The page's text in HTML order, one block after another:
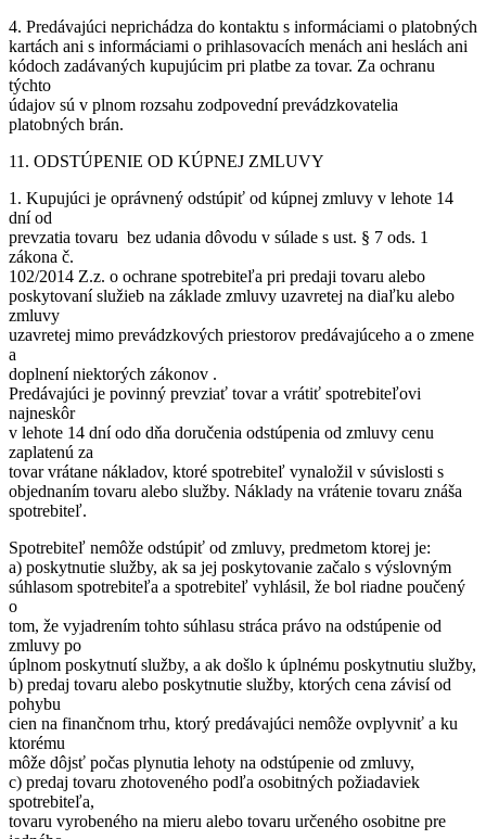
4. Predávajúci neprichádza do kontaktu s informáciami o platobných
kartách ani s informáciami o prihlasovacích menách ani heslách ani
kódoch zadávaných kupujúcim pri platbe za tovar. Za ochranu
týchto
údajov sú v plnom rozsahu zodpovední prevádzkovatelia
platobných brán.
11. ODSTÚPENIE OD KÚPNEJ ZMLUVY
1. Kupujúci je oprávnený odstúpiť od kúpnej zmluvy v lehote 14
dní od
prevzatia tovaru bez udania dôvodu v súlade s ust. § 7 ods. 1
zákona č.
102/2014 Z.z. o ochrane spotrebiteľa pri predaji tovaru alebo
poskytovaní služieb na základe zmluvy uzavretej na diaľku alebo
zmluvy
uzavretej mimo prevádzkových priestorov predávajúceho a o zmene
a
doplnení niektorých zákonov .
Predávajúci je povinný prevziať tovar a vrátiť spotrebiteľovi
najneskôr
v lehote 14 dní odo dňa doručenia odstúpenia od zmluvy cenu
zaplatenú za
tovar vrátane nákladov, ktoré spotrebiteľ vynaložil v súvislosti s
objednaním tovaru alebo služby. Náklady na vrátenie tovaru znáša
spotrebiteľ.
Spotrebiteľ nemôže odstúpiť od zmluvy, predmetom ktorej je:
a) poskytnutie služby, ak sa jej poskytovanie začalo s výslovným
súhlasom spotrebiteľa a spotrebiteľ vyhlásil, že bol riadne poučený
o
tom, že vyjadrením tohto súhlasu stráca právo na odstúpenie od
zmluvy po
úplnom poskytnutí služby, a ak došlo k úplnému poskytnutiu služby,
b) predaj tovaru alebo poskytnutie služby, ktorých cena závisí od
pohybu
cien na finančnom trhu, ktorý predávajúci nemôže ovplyvniť a ku
ktorému
môže dôjsť počas plynutia lehoty na odstúpenie od zmluvy,
c) predaj tovaru zhotoveného podľa osobitných požiadaviek
spotrebiteľa,
tovaru vyrobeného na mieru alebo tovaru určeného osobitne pre